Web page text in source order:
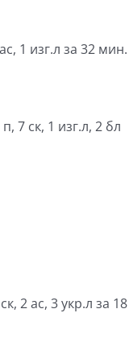
1 изг.л за 32 мин.
7 ск, 1 изг.л, 2 бл
2 ас, 3 укр.л за 18